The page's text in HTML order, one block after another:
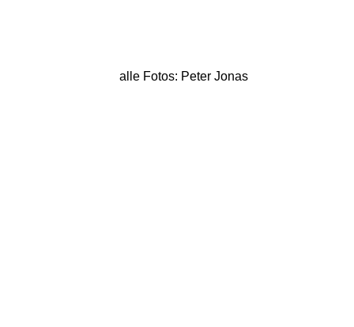
alle Fotos: Peter Jonas